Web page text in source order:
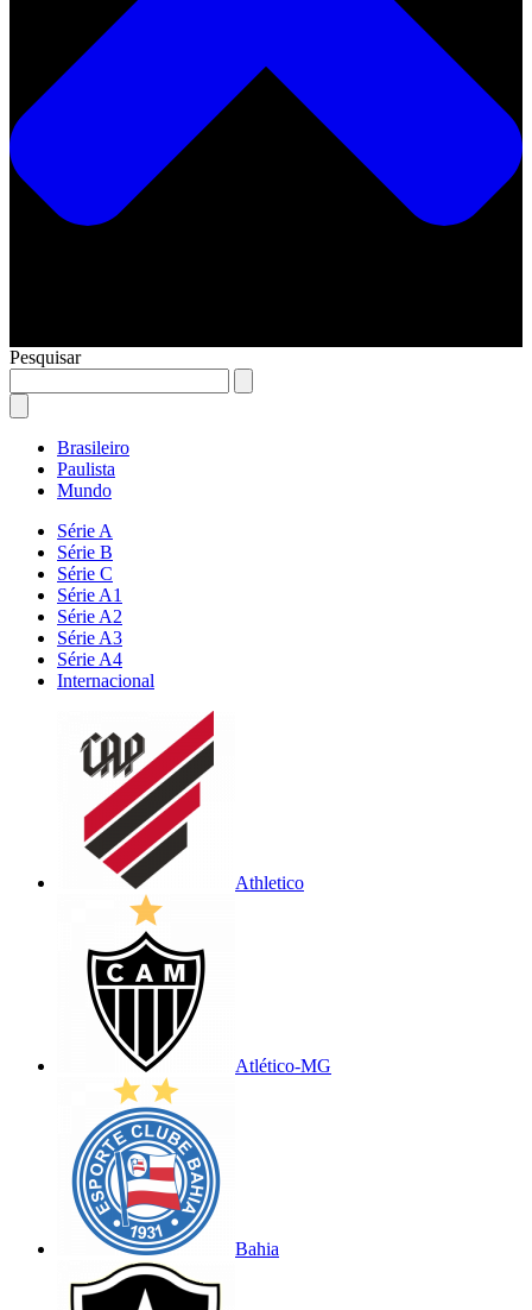
Pesquisar
Brasileiro
Paulista
Mundo
Série A
Série B
Série C
Série A1
Série A2
Série A3
Série A4
Internacional
Athletico
Atlético-MG
Bahia